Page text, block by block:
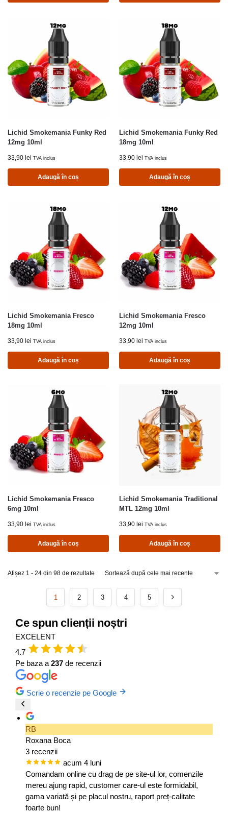
Lichid Smokemania Funky Red
12mg 10ml
33,90 lei TVA inclus
Adaugă în coș
Lichid Smokemania Funky Red
18mg 10ml
33,90 lei TVA inclus
Adaugă în coș
Lichid Smokemania Fresco
18mg 10ml
33,90 lei TVA inclus
Adaugă în coș
Lichid Smokemania Fresco
12mg 10ml
33,90 lei TVA inclus
Adaugă în coș
Lichid Smokemania Fresco
6mg 10ml
33,90 lei TVA inclus
Adaugă în coș
Lichid Smokemania Traditional
MTL 12mg 10ml
33,90 lei TVA inclus
Adaugă în coș
Afișez 1 - 24 din 98 de rezultate
1 2 3 4 5
Ce spun clienții noștri
EXCELENT
4.7
Pe baza a 237 de recenzii
Scrie o recenzie pe Google
RB
Roxana Boca
3 recenzii
acum 4 luni
Comandam online cu drag de pe site-ul lor, comenzile
mereu ajung rapid, customer care-ul este formidabil,
gama variată și pe placul nostru, raport preț-calitate
foarte bun!